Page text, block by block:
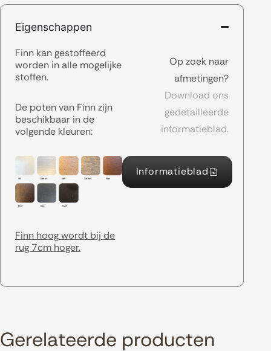
Eigenschappen
Finn kan gestoffeerd
worden in alle mogelijke
stoffen.
De poten van Finn zijn
beschikbaar in de
volgende kleuren:
Finn hoog wordt bij de
rug 7cm hoger.
Op zoek naar
afmetingen?
Download ons
gedetailleerde
informatieblad.
Informatieblad
Gerelateerde producten